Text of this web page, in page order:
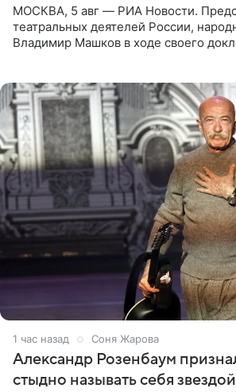
МОСКВА, 5 авг — РИА Новости.
театральных деятелей России,
Владимир Машков в ходе своего
1 час назад Соня Жарова
Александр Розенбаум
стыдно называть себя звездой